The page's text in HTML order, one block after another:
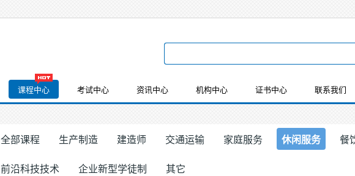
课程中心 考试中心 资讯中心 机构中心 证书中心 联系我们
全部课程 生产制造 建造师 交通运输 家庭服务 休闲服务 餐
前沿科技技术 企业新型学徒制
其它